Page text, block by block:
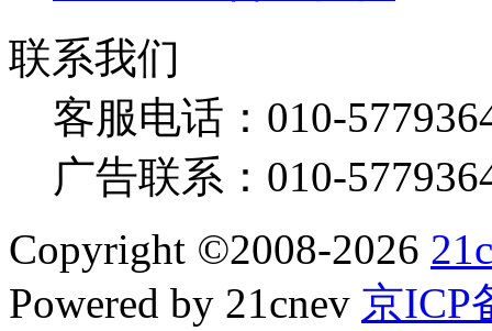
联系我们
客服电话： 010-
广告联系： 010-
Copyright ©2008-2026
Powered by 21cnev 京ICP